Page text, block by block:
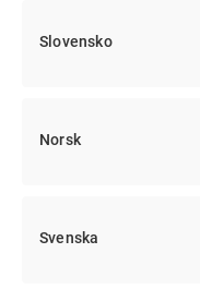
Slovensko
Norsk
Svenska